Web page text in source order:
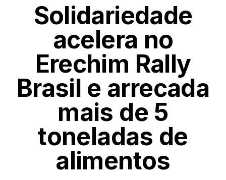
Solidariedade
acelera no
Erechim Rally
Brasil e arrecada
mais de 5
toneladas de
alimentos